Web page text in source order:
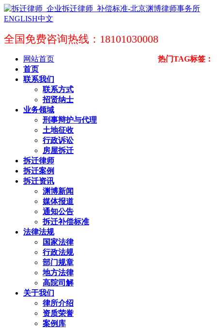
ENGLISH中文
全国免费咨询热线：18101030008
热门TAG标签：
网站首页
首页
联系我们
联系方式
招贤纳士
业务领域
刑事辩护与代理
土地征收
行政诉讼
房屋拆迁
拆迁律师
拆迁案例
拆迁资讯
渊博新闻
媒体报道
通知公告
拆迁补偿标准
法律法规
国家法律
行政法规
部门规章
地方法律
高院司解
关于我们
律所介绍
资质荣誉
案例库